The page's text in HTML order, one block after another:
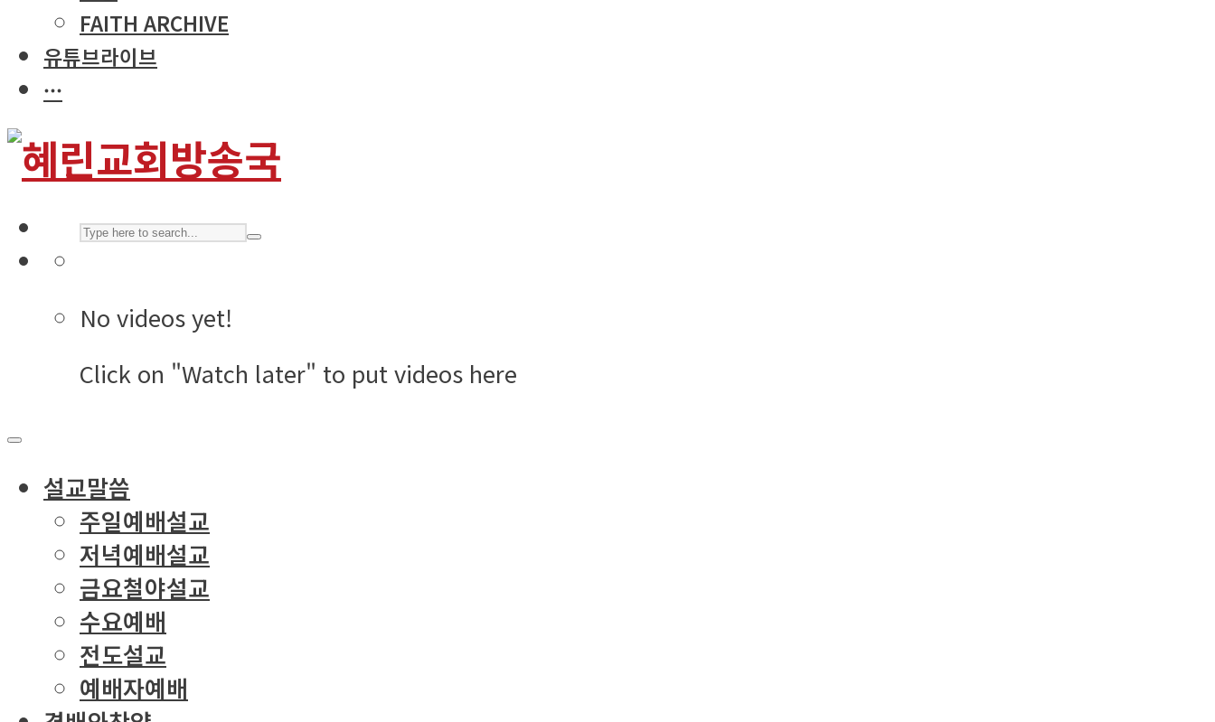
FAITH ARCHIVE
유튜브라이브
···
No videos yet!
Click on "Watch later" to put videos here
설교말씀
주일예배설교
저녁예배설교
금요철야설교
수요예배
전도설교
예배자예배